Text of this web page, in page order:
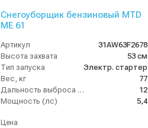
Снегоуборщик бензиновый MTD
ME 61
Артикул
31AW63F2678
Высота захвата
53 см
Тип запуска
Электр. стартер
Вес, кг
77
Дальность выброса снега (м)
12
Мощность (лс)
5,4
Цена